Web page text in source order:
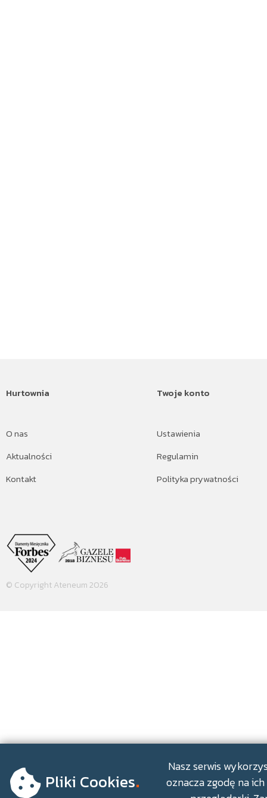
Hurtownia
O nas
Aktualności
Kontakt
Twoje konto
Ustawienia
Regulamin
Polityka prywatności
© Copyright Ateneum 2026
Pliki Cookies.
Nasz serwis
oznacza zgodę na